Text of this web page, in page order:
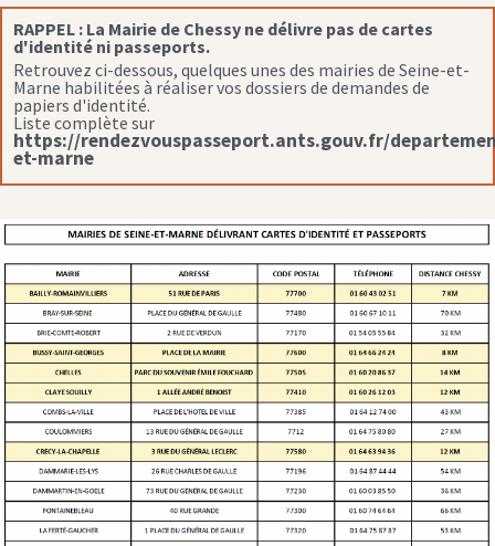
RAPPEL : La Mairie de Chessy ne délivre pas de cartes
d'identité ni passeports.
Retrouvez ci-dessous, quelques unes des mairies de Seine-et-
Marne habilitées à réaliser vos dossiers de demandes de
papiers d'identité.
Liste complète sur
https://rendezvouspasseport.ants.gouv.fr/
et-marne